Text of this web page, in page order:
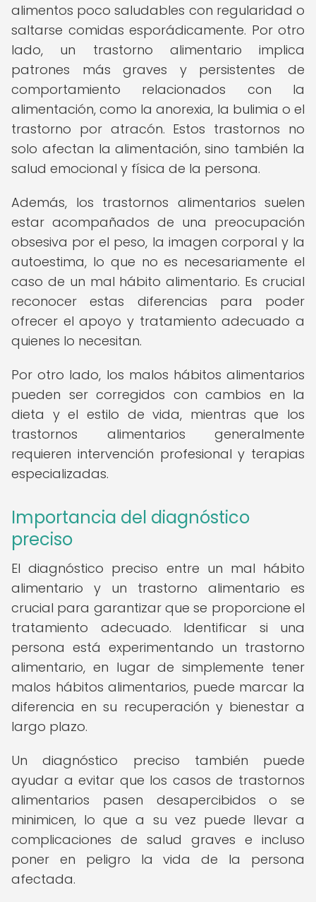
alimentos poco saludables con regularidad o
saltarse comidas esporádicamente. Por otro
lado, un trastorno alimentario implica
patrones más graves y persistentes de
comportamiento relacionados con la
alimentación, como la anorexia, la bulimia o el
trastorno por atracón. Estos trastornos no
solo afectan la alimentación, sino también la
salud emocional y física de la persona.
Además, los trastornos alimentarios suelen
estar acompañados de una preocupación
obsesiva por el peso, la imagen corporal y la
autoestima, lo que no es necesariamente el
caso de un mal hábito alimentario. Es crucial
reconocer estas diferencias para poder
ofrecer el apoyo y tratamiento adecuado a
quienes lo necesitan.
Por otro lado, los malos hábitos alimentarios
pueden ser corregidos con cambios en la
dieta y el estilo de vida, mientras que los
trastornos alimentarios generalmente
requieren intervención profesional y terapias
especializadas.
Importancia del diagnóstico
preciso
El diagnóstico preciso entre un mal hábito
alimentario y un trastorno alimentario es
crucial para garantizar que se proporcione el
tratamiento adecuado. Identificar si una
persona está experimentando un trastorno
alimentario, en lugar de simplemente tener
malos hábitos alimentarios, puede marcar la
diferencia en su recuperación y bienestar a
largo plazo.
Un diagnóstico preciso también puede
ayudar a evitar que los casos de trastornos
alimentarios pasen desapercibidos o se
minimicen, lo que a su vez puede llevar a
complicaciones de salud graves e incluso
poner en peligro la vida de la persona
afectada.